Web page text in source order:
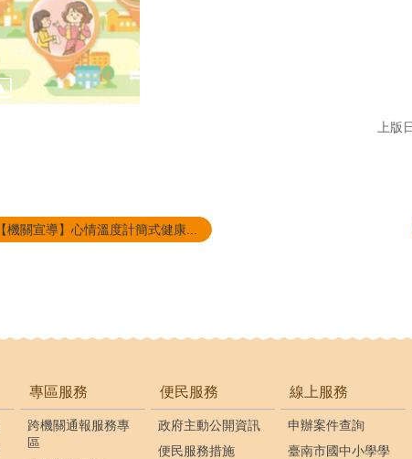
上版
【機關宣導】心情溫度計簡式健康...
專區服務
跨機關通報服務專
區
便民服務
政府主動公開資訊
便民服務措施
線上服務
申辦案件查詢
臺南市國中小學學